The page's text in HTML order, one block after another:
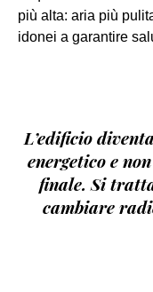
più alta: aria più
idonei a garantire
L’edificio
energetico e
finale. Si
cambiare